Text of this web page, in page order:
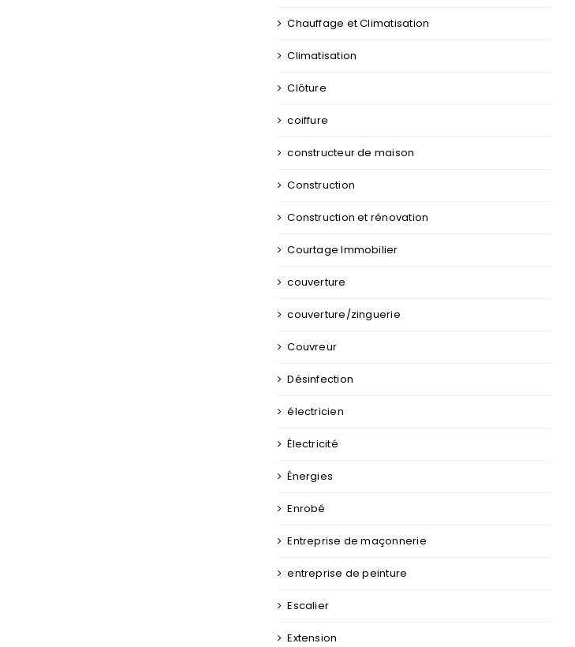
Chauffage et Climatisation
Climatisation
Clôture
coiffure
constructeur de maison
Construction
Construction et rénovation
Courtage Immobilier
couverture
couverture/zinguerie
Couvreur
Désinfection
électricien
Électricité
Énergies
Enrobé
Entreprise de maçonnerie
entreprise de peinture
Escalier
Extension